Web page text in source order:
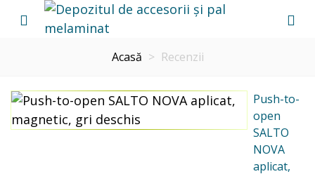
Acasă > Recenzii
Push-to-
open
SALTO
NOVA
aplicat,